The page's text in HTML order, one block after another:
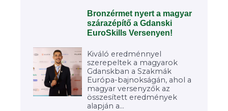
Bronzérmet nyert a magyar
szárazépítő a Gdanski
EuroSkills Versenyen!
Kiváló eredménnyel
szerepeltek a magyarok
Gdanskban a Szakmák
Európa-bajnokságán, ahol a
magyar versenyzők az
összesített eredmények
alapján a...